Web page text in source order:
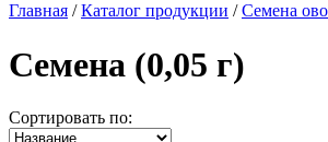
Главная /Каталог продукции /Семена
Семена (0,05 г)
Сортировать по: